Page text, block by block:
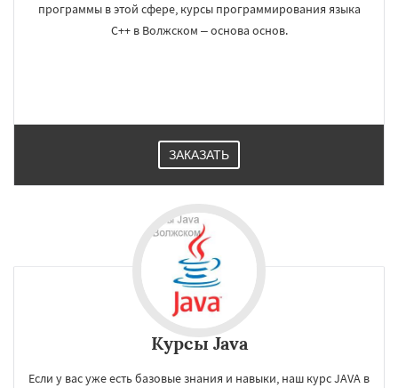
программы в этой сфере, курсы программирования языка
C++ в Волжском – основа основ.
ЗАКАЗАТЬ
Курсы Java
Если у вас уже есть базовые знания и навыки, наш курс JAVA в